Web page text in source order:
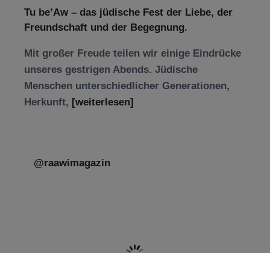
Tu be’Aw – das jüdische Fest der Liebe, der
Freundschaft und der Begegnung.
Mit großer Freude teilen wir einige Eindrücke
unseres gestrigen Abends. Jüdische
Menschen unterschiedlicher Generationen,
Herkunft, [weiterlesen]
@raawimagazin